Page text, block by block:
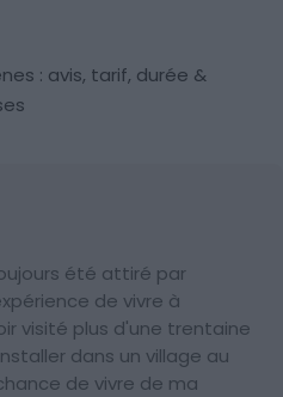
: avis, tarif, durée &
été attiré par
de vivre à
visité plus d'une trentaine
dans un village au
de vivre de ma